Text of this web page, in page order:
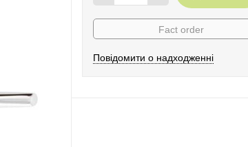
Fact order
Повідомити о надходженні